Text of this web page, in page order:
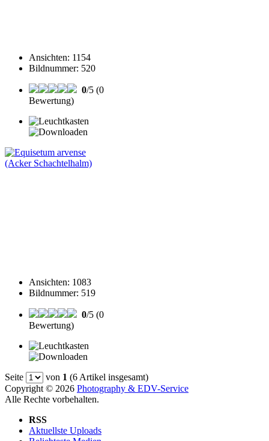
Ansichten: 1154
Bildnummer: 520
0/5 (0
Bewertung)
Ansichten: 1083
Bildnummer: 519
0/5 (0
Bewertung)
Seite von 1 (6 Artikel insgesamt)
Copyright © 2026 Photography & EDV-Service
Alle Rechte vorbehalten.
RSS
Aktuellste Uploads